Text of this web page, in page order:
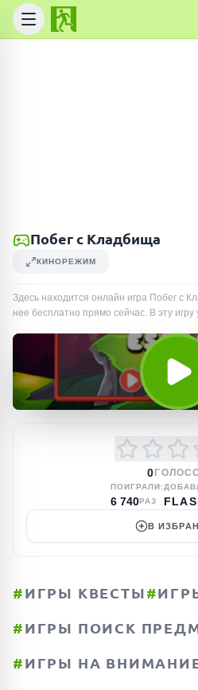
Побег с Кладбища
КИНОРЕЖИМ
Здесь находится онлайн игра Побег с
нее бесплатно прямо сейчас. В эту игру
0
ПОИГРАЛИ:
6 740РАЗ
В
#ИГРЫ КВЕСТЫ#
#ИГРЫ ПОИСК
#ИГРЫ НА